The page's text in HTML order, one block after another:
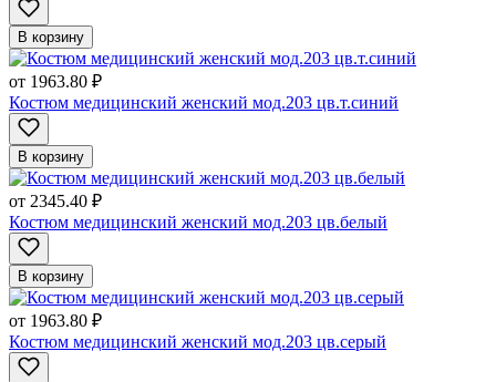
В корзину
от 1963.80 ₽
Костюм медицинский женский мод.203 цв.т.синий
В корзину
от 2345.40 ₽
Костюм медицинский женский мод.203 цв.белый
В корзину
от 1963.80 ₽
Костюм медицинский женский мод.203 цв.серый